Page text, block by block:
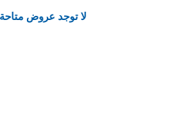
لا توجد عروض متاحة